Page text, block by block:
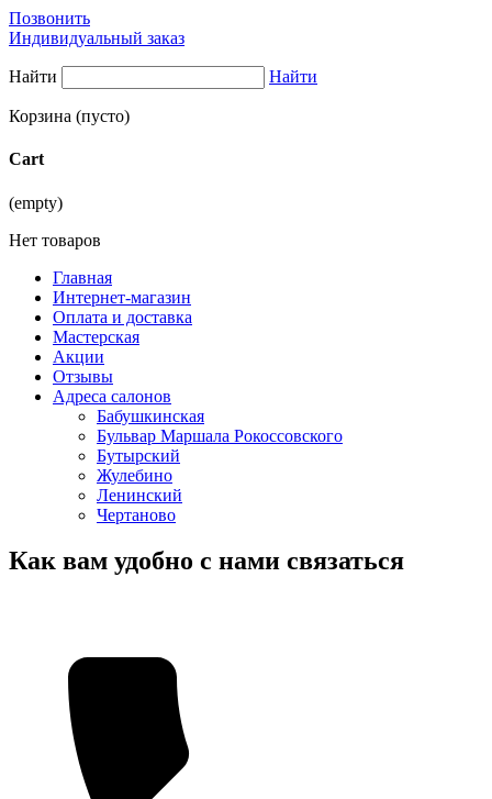
Позвонить
Индивидуальный заказ
Найти Найти
Корзина (пусто)
Cart
(empty)
Нет товаров
Главная
Интернет-магазин
Оплата и доставка
Мастерская
Акции
Отзывы
Адреса салонов
Бабушкинская
Бульвар Маршала Рокоссовского
Бутырский
Жулебино
Ленинский
Чертаново
Как вам удобно с нами связаться